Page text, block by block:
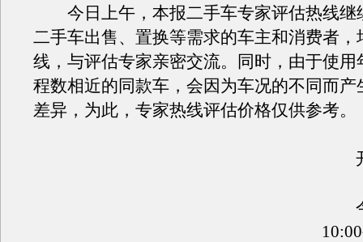
今日上午，本报二手车专家评估热线继
二手车出售、置换等需求的车主和消费者，
线，与评估专家亲密交流。同时，由于使用
程数相近的同款车，会因为车况的不同而产
差异，为此，专家热线评估价格仅供参考。
开